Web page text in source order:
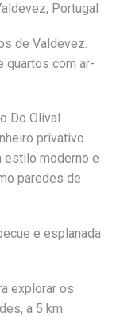
Portugal
de Valdevez.
quartos com ar-
Do Olival
privativo
estilo moderno e
paredes de
e esplanada
explorar os
a 5 km.